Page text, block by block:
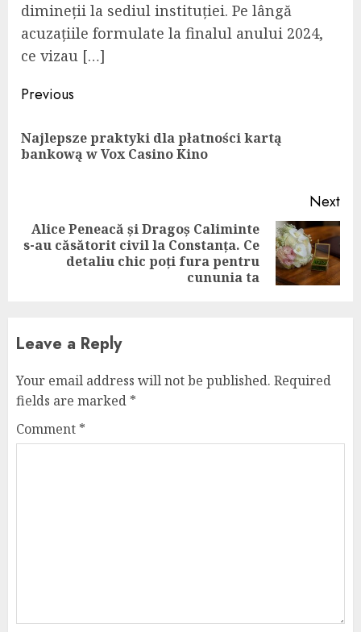
dimineții la sediul instituției. Pe lângă
acuzațiile formulate la finalul anului 2024,
ce vizau […]
Continue
Reading
Previous
Najlepsze praktyki dla płatności kartą
bankową w Vox Casino Kino
Next
Next
Alice Peneacă și Dragoș Caliminte
s-au căsătorit civil la Constanța. Ce
detaliu chic poți fura pentru
cununia ta
Leave a Reply
Your email address will not be published. Required
fields are marked *
Comment *